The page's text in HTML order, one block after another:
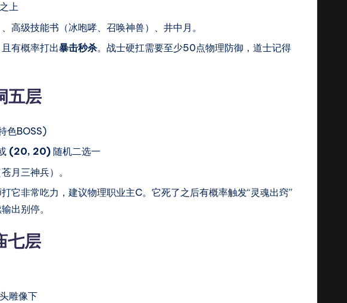
上
高级技能书（冰咆哮、召唤神兽）、井中月。
且有概率打出暴击秒杀。战士硬扛需要至少50点物理防御，道士记得
五层
色BOSS)
(20, 20) 随机二选一
月三神兵）。
打它非常吃力，建议物理职业主C。它死了之后有概率触发“灵魂出窍”
出别停。
七层
雕像下